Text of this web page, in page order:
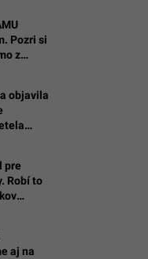
Pozri si
z
objavila
pre
Robí to
aj na